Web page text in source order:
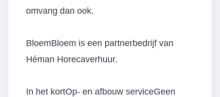
omvang dan ook.
BloemBloem is een partnerbedrijf van
Héman Horecaverhuur.
In het kortOp- en afbouw serviceGeen